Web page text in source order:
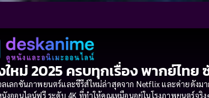
หม่ 2025 ครบทุกเรื่อง พากย์ไทย
กชันภาพยนตร์และซีรีส์ใหม่ล่าสุดจาก Netflix และค่ายดังมา
อนไลน์ฟรี ระดับ 4K ที่ทำให้คุณเหมือนอยู่ในโรงภาพยนตร์จริง